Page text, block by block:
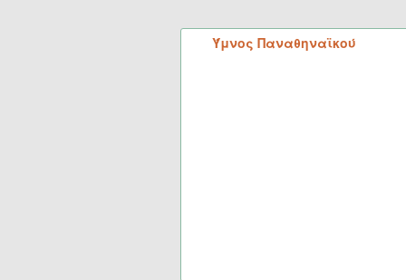
Ύμνος Παναθηναϊκού